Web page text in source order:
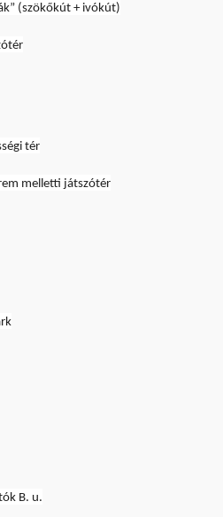
(szökőkút + ivókút)
tér
melletti játszótér
B. u.